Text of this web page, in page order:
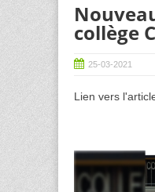
collège
25-03-2021
Lien vers